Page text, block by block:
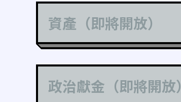
資產（即將開放）
政治獻金（即將開放）